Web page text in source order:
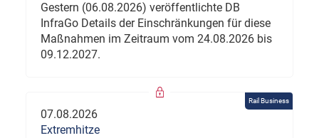
Gestern (06.08.2026) veröffentlichte DB
InfraGo Details der Einschränkungen für diese
Maßnahmen im Zeitraum vom 24.08.2026 bis
09.12.2027.
Rail Business
07.08.2026
Extremhitze